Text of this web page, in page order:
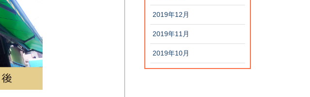
2019年12月
2019年11月
2019年10月